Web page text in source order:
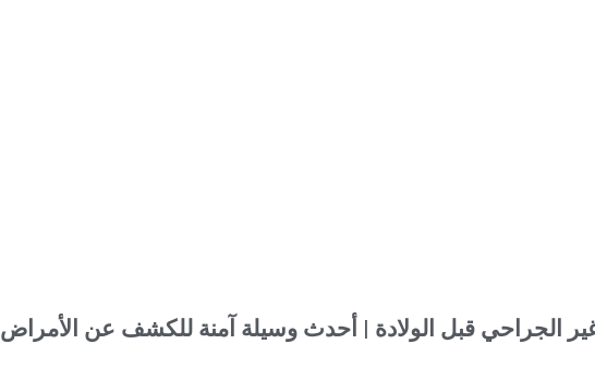
الجراحي قبل الولادة | أحدث وسيلة آمنة للكشف عن الأمراض